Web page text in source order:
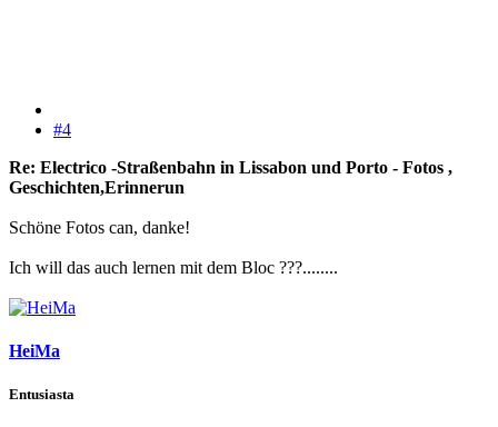
#4
Re: Electrico -Straßenbahn in Lissabon und Porto - Fotos ,
Geschichten,Erinnerun
Schöne Fotos can, danke!
Ich will das auch lernen mit dem Bloc ???........
HeiMa
Entusiasta